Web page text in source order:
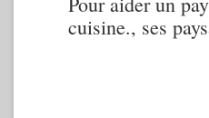
cuisine., ses